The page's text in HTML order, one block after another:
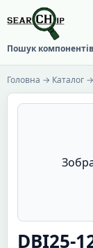
Пошук компонентів
Головна → Каталог →
DBI25-